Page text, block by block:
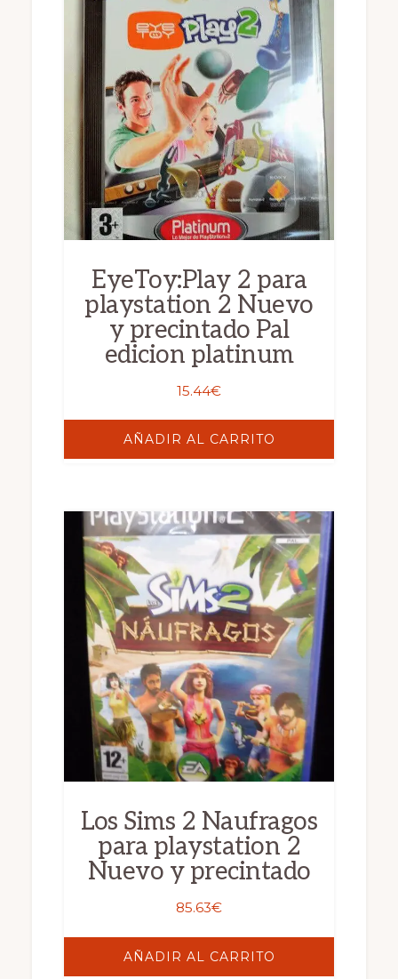
EyeToy:Play 2 para
playstation 2 Nuevo
y precintado Pal
edicion platinum
15.44€
AÑADIR AL CARRITO
Los Sims 2 Naufragos
para playstation 2
Nuevo y precintado
85.63€
AÑADIR AL CARRITO